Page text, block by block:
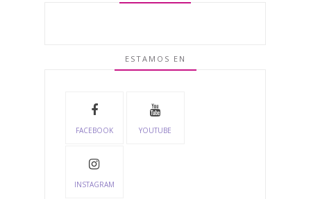
ESTAMOS EN
FACEBOOK YOUTUBE
INSTAGRAM